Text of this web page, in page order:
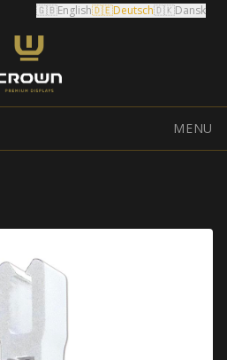
🇬🇧English🇩🇪Deutsch🇩🇰Dansk
MENU